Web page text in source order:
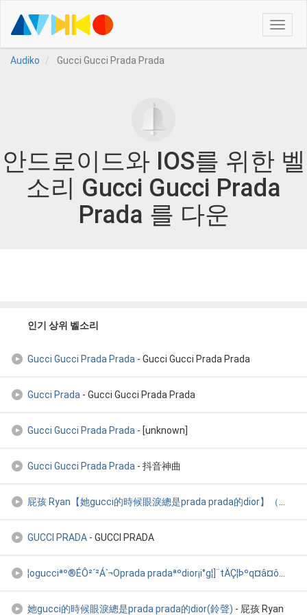
Toggle
Audiko
Gucci Gucci Prada Prada
안드로이드와 IOS를 위한 벨
소리 Gucci Gucci Prada
Prada 를 다운
인기 상위 벨소리
Gucci Gucci Prada Prada - Gucci Gucci Prada Prada
Gucci Prada - Gucci Gucci Prada Prada
Gucci Gucci Prada Prada - [unknown]
Gucci Gucci Prada Prada - 抖音神曲
屁孩 Ryan【她gucci的時候眼淚總是prada prada的dior】（feat.水水Mizu
GUCCI PRADA - GUCCI PRADA
¦ogucciªº®É­Ô²´²Á`¬Oprada pradaªºdior¡i°g¦]¨tÄÇ¦Þºq¤â¤ô¤ô¦X°
她gucci的時候眼淚總是prada prada的dior(鈴聲) - 屁孩 Ryan